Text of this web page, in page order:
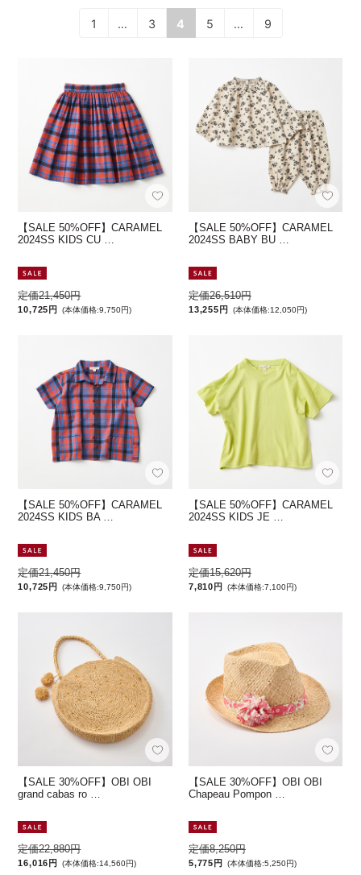
1 … 3 4 5 … 9
【SALE 50%OFF】CARAMEL
2024SS KIDS CU …
定価21,450円
10,725円 (本体価格:9,750円)
【SALE 50%OFF】CARAMEL
2024SS BABY BU …
定価26,510円
13,255円 (本体価格:12,050円)
【SALE 50%OFF】CARAMEL
2024SS KIDS BA …
定価21,450円
10,725円 (本体価格:9,750円)
【SALE 50%OFF】CARAMEL
2024SS KIDS JE …
定価15,620円
7,810円 (本体価格:7,100円)
【SALE 30%OFF】OBI OBI
grand cabas ro …
定価22,880円
16,016円 (本体価格:14,560円)
【SALE 30%OFF】OBI OBI
Chapeau Pompon …
定価8,250円
5,775円 (本体価格:5,250円)